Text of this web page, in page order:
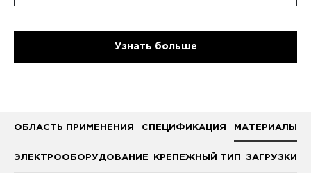
Узнать больше
ОБЛАСТЬ ПРИМЕНЕНИЯ СПЕЦИФИКАЦИЯ МАТЕРИАЛЫ
ЭЛЕКТРООБОРУДОВАНИЕ КРЕПЕЖНЫЙ ТИП ЗАГРУЗКИ